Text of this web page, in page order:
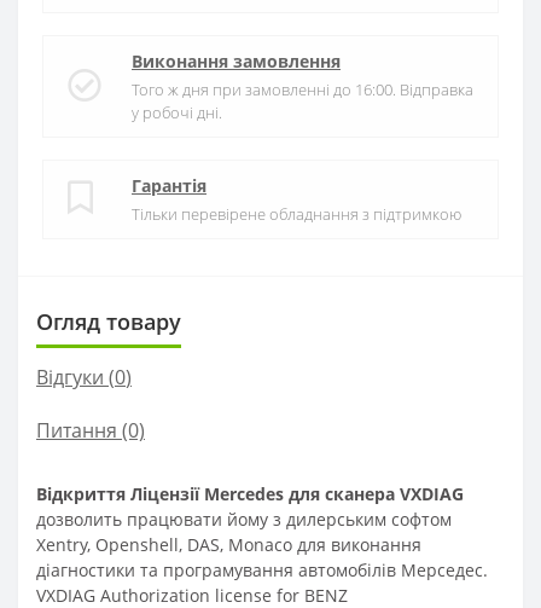
Виконання замовлення
Того ж дня при замовленні до 16:00. Відправка
у робочі дні.
Гарантія
Тільки перевірене обладнання з підтримкою
Огляд товару
Відгуки (0)
Питання (0)
Відкриття Ліцензії Mercedes для сканера VXDIAG
дозволить працювати йому з дилерським софтом
Xentry, Openshell, DAS, Monaco для виконання
діагностики та програмування автомобілів Мерседес.
VXDIAG Authorization license for BENZ